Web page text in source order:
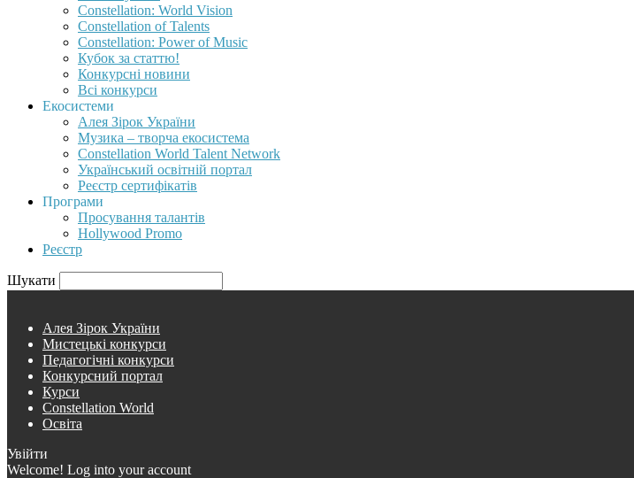
Constellation: World Vision
Constellation of Talents
Constellation: Power of Music
Кубок за статтю!
Конкурсні новини
Всі конкурси
Екосистеми
Алея Зірок України
Музика – творча екосистема
Constellation World Talent Network
Український освітній портал
Реєстр сертифікатів
Програми
Просування талантів
Hollywood Promo
Реєстр
Шукати
Алея Зірок України
Мистецькі конкурси
Педагогічні конкурси
Конкурсний портал
Курси
Constellation World
Освіта
Увійти
Welcome! Log into your account